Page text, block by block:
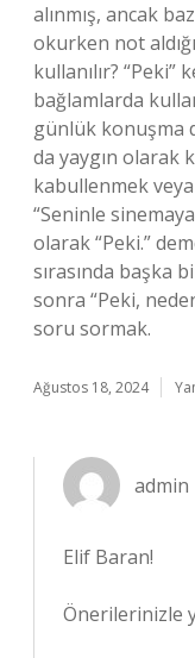
alınmış, ancak
okurken not
kullanılır?
bağlamlarda
günlük konuşma
da yaygın olarak
kabullenmek
“Seninle
olarak “Peki.”
sırasında başka
sonra “Peki,
soru sormak.
Ağustos 18, 2024
admin
Elif Baran!
Önerilerinizle